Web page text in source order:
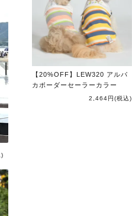
)
【20%OFF】LEW320 アルパ
カボーダーセーラーカラー
2,464円(税込)